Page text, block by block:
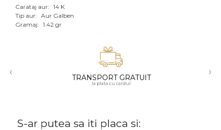
Aur mixt
18K
Carataj aur: 14 K
Tip aur: Aur Galben
Gramaj: 1.42 gr
‹ TRANSPORT GRATUIT
la plata cu cardul
›
S-ar putea sa iti placa si: